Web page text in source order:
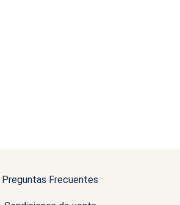
Preguntas Frecuentes